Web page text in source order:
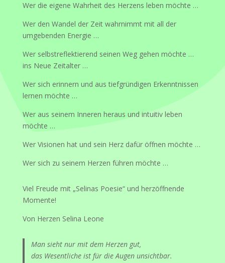
Wer die eigene Wahrheit des Herzens leben möchte …
Wer den Wandel der Zeit wahrnimmt mit all der
umgebenden Energie …
Wer selbstreflektierend seinen Weg gehen möchte …
ins Neue Zeitalter …
Wer sich erinnern und aus tiefgründigen Erkenntnissen
lernen möchte …
Wer aus seinem Inneren heraus und intuitiv leben
möchte …
Wer Visionen hat und sein Herz dafür öffnen möchte …
Wer sich zu seinem Herzen führen möchte …
Viel Freude mit „Selinas Poesie“ und herzöffnende
Momente!
Von Herzen Selina Leone
Man sieht nur mit dem Herzen gut,
das Wesentliche ist für die Augen unsichtbar.